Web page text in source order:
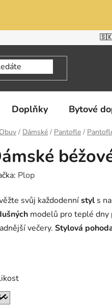
🇸🇰
Doplňky Bytové
Obuv / Dámské / Pantofle /
Plop
svůj každodennístyl s
modelů pro teplé dny
večery. Stylová